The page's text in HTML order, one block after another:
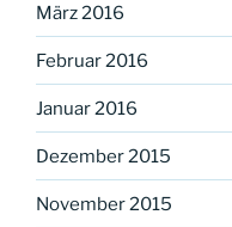
März 2016
Februar 2016
Januar 2016
Dezember 2015
November 2015